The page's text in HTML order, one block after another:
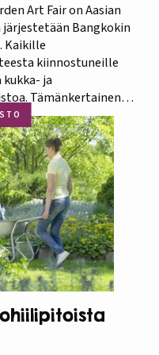
Art Fair on Aasian
järjestetään Bangkokin
Kaikille
kiinnostuneille
ja
Tämänkertainen
-teemavuotta, joka
entisestään.
ja monipuolisesta